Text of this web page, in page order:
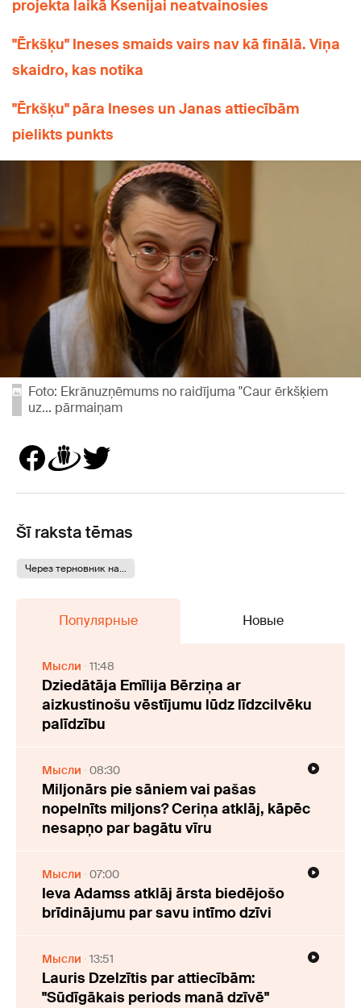
projekta laikā Ksenijai neatvainosies
"Ērkšķu" Ineses smaids vairs nav kā finālā. Viņa
skaidro, kas notika
"Ērkšķu" pāra Ineses un Janas attiecībām
pielikts punkts
Foto: Ekrānuzņēmums no raidījuma "Caur ērkšķiem
uz... pārmaiņam
Šī raksta tēmas
Через терновник на...
Популярные Новые
Мысли 11:48
Dziedātāja Emīlija Bērziņa ar
aizkustinošu vēstījumu lūdz līdzcilvēku
palīdzību
Мысли 08:30
Miljonārs pie sāniem vai pašas
nopelnīts miljons? Ceriņa atklāj, kāpēc
nesapņo par bagātu vīru
Мысли 07:00
Ieva Adamss atklāj ārsta biedējošo
brīdinājumu par savu intīmo dzīvi
Мысли 13:51
Lauris Dzelzītis par attiecībām:
"Sūdīgākais periods manā dzīvē"